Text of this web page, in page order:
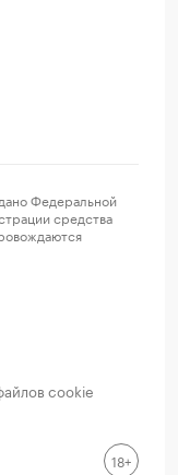
Федеральной
средства
cookie
18+